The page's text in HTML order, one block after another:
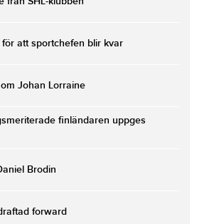
att sportchefen blir kvar
Johan Lorraine
finländaren uppges
Brodin
forward